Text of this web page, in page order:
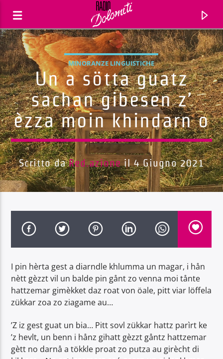
Traccia corrente
Radio Dolomiti
MINORANZE LINGUISTICHE
Un a sötta guatz
sachan gibesen z’
èzza moin khindarn o
Scritto daRed.azioneil 4 Giugno 2021
I pin hèrta gest a diarndle khlumma un magar, i hån
nètt gèzzt vil un balde pin gånt zo venna moi tånte
hattzemar gimèkket daz roat von öale, pitt viar löffela
zükkar zoa zo ziagame au…
’Z iz gest guat un bia… Pitt sovl zükkar hattz parìrt ke
’z hevlt, un benn i hånz gihatt gèzzt gåntz hattzemar
gètt no darnå a tökkle proat zo putza au girècht di